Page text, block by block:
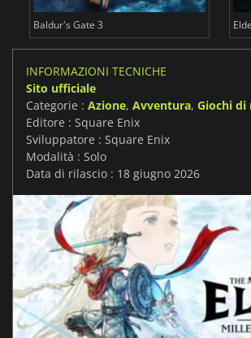
Baldur's Gate 3
INFORMAZIONI TECNICHE
Sito ufficiale
Categorie : Azione, Avventura, Giochi di
Editore : Square Enix
Sviluppatore : Square Enix
Modalità : Solo
Data di rilascio : 18 giugno 2026